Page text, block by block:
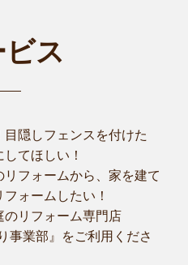
ス
隠しフェンスを付けた
てほしい！
フォームから、家を建て
ォームしたい！
のリフォーム専門店
事業部』をご利用くださ